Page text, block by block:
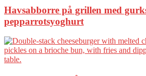
Havsabborre på grillen med
pepparrotsyoghurt